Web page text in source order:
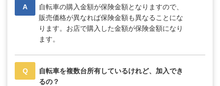
A
自転車の購入金額が保険金額となりますので、
販売価格が異なれば保険金額も異なることにな
ります。お店で購入した金額が保険金額になり
ます。
Q
自転車を複数台所有しているけれど、加入でき
るの？